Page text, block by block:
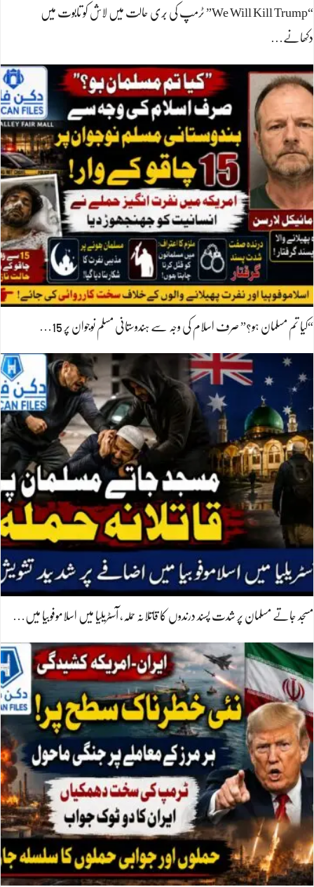
“We Will Kill Trump” ٹرمپ کی بُری حالت میں لاش کو تابوت میں
دکھانے…
“کیا تم مسلمان ہو؟” صرف اسلام کی وجہ سے ہندوستانی مسلم نوجوان پر 15…
مسجد جاتے مسلمان پر شدت پسند درندوں کا قاتلانہ حملہ، آسٹریلیا میں اسلاموفوبیا میں…